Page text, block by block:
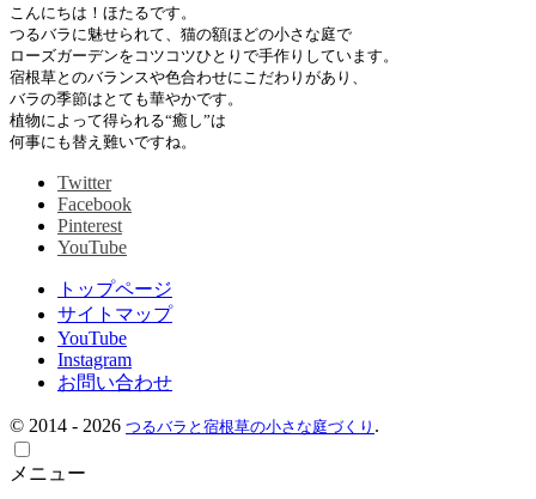
こんにちは！ほたるです。
つるバラに魅せられて、猫の額ほどの小さな庭で
ローズガーデンをコツコツひとりで手作りしています。
宿根草とのバランスや色合わせにこだわりがあり、
バラの季節はとても華やかです。
植物によって得られる“癒し”は
何事にも替え難いですね。
Twitter
Facebook
Pinterest
YouTube
トップページ
サイトマップ
YouTube
Instagram
お問い合わせ
© 2014 - 2026 つるバラと宿根草の小さな庭づくり .
メニュー